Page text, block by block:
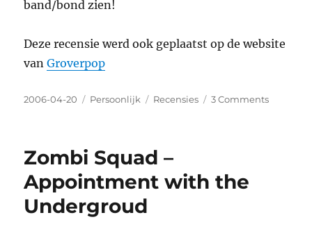
band/bond zien!
Deze recensie werd ook geplaatst op de website
vanGroverpop
Posted
2006-04-20 Categories
Persoonlijk Tags
Recensies 3 Comments
Zombi Squad –
Appointment with the
Undergroud